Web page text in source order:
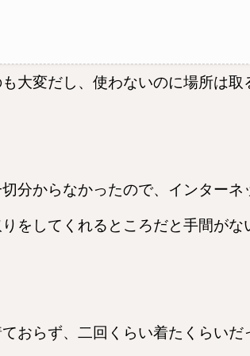
大変だし、使わないのに場所は取
分からなかったので、インターネ
をしてくれるところだと手間がな
おらず、二回くらい着たくらいだ